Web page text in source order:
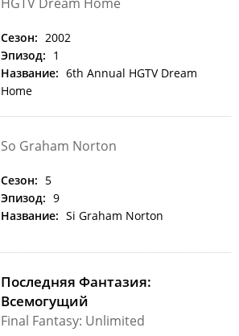
Сезон: 2002
Эпизод: 1
Название: 6th Annual HGTV Dream
Home
So Graham Norton
Сезон: 5
Эпизод: 9
Название: Si Graham Norton
Последняя Фантазия:
Всемогущий
Final Fantasy: Unlimited